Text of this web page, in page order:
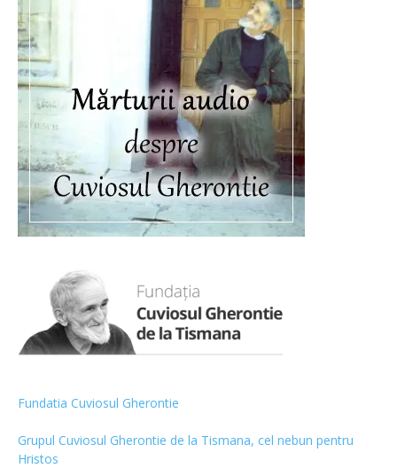
Fundatia Cuviosul Gherontie
Grupul Cuviosul Gherontie de la Tismana, cel nebun pentru
Hristos